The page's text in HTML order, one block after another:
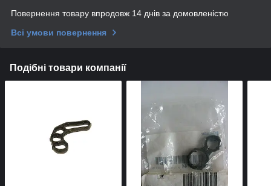
Повернення товару впродовж 14 днів за домовленістю
Всі умови повернення
Подібні товари компанії